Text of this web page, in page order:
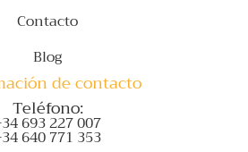
Contacto
Blog
de contacto
Teléfono:
693 227 007
640 771 353